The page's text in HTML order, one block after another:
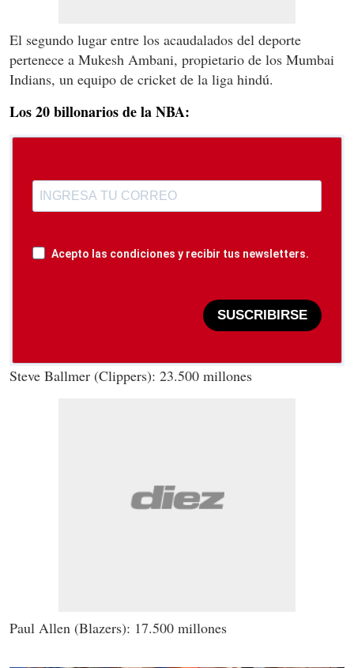
El segundo lugar entre los acaudalados del deporte
pertenece a Mukesh Ambani, propietario de los Mumbai
Indians, un equipo de cricket de la liga hindú.
Los 20 billonarios de la NBA:
Acepto las condiciones y recibir tus newsletters.
SUSCRIBIRSE
Steve Ballmer (Clippers): 23.500 millones
Paul Allen (Blazers): 17.500 millones